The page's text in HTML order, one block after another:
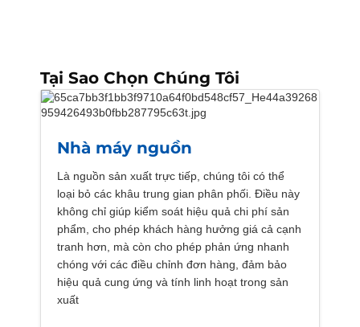
Tại Sao Chọn Chúng Tôi
Nhà máy nguồn
Là nguồn sản xuất trực tiếp, chúng tôi có thể
loại bỏ các khâu trung gian phân phối. Điều này
không chỉ giúp kiểm soát hiệu quả chi phí sản
phẩm, cho phép khách hàng hưởng giá cả cạnh
tranh hơn, mà còn cho phép phản ứng nhanh
chóng với các điều chỉnh đơn hàng, đảm bảo
hiệu quả cung ứng và tính linh hoạt trong sản
xuất